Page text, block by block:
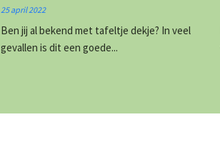
25 april 2022
Ben jij al bekend met tafeltje dekje? In veel
gevallen is dit een goede...